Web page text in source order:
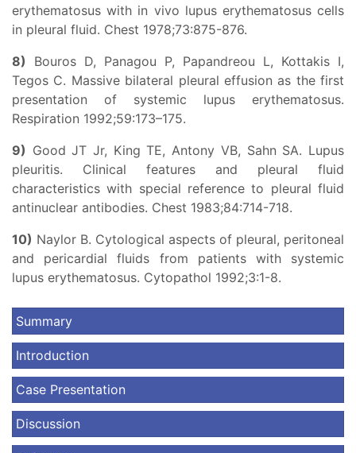
erythematosus with in vivo lupus erythematosus cells
in pleural fluid. Chest 1978;73:875-876.
8) Bouros D, Panagou P, Papandreou L, Kottakis I,
Tegos C. Massive bilateral pleural effusion as the first
presentation of systemic lupus erythematosus.
Respiration 1992;59:173–175.
9) Good JT Jr, King TE, Antony VB, Sahn SA. Lupus
pleuritis. Clinical features and pleural fluid
characteristics with special reference to pleural fluid
antinuclear antibodies. Chest 1983;84:714-718.
10) Naylor B. Cytological aspects of pleural, peritoneal
and pericardial fluids from patients with systemic
lupus erythematosus. Cytopathol 1992;3:1-8.
Summary
Introduction
Case Presentation
Discussion